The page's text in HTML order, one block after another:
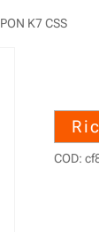
K7 CSS
COD: